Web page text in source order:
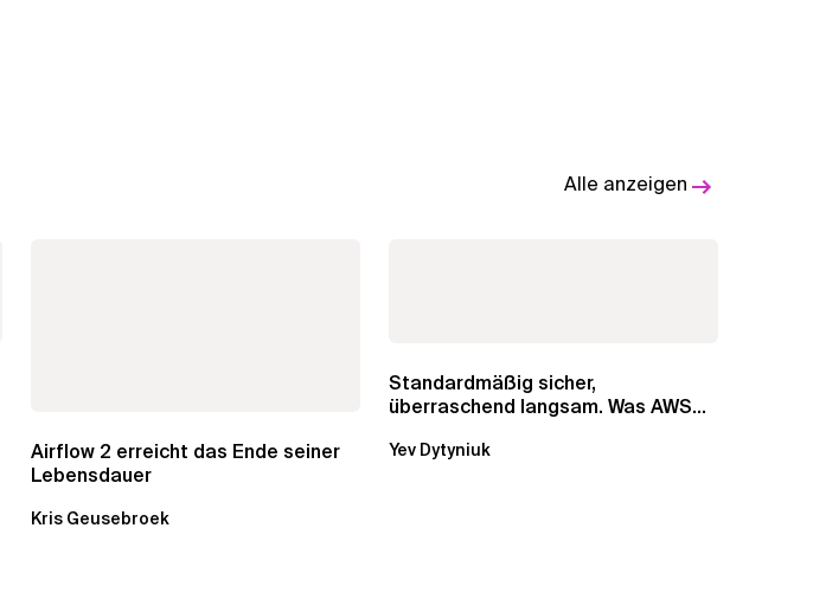
Alle anzeigen
Airflow 2 erreicht das Ende seiner
Lebensdauer
Kris Geusebroek
Standardmäßig sicher,
überraschend langsam. Was AWS
Yev Dytyniuk